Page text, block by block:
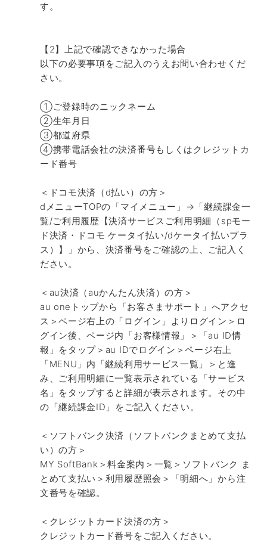
す。
【2】上記で確認できなかった場合
以下の必要事項をご記入のうえお問い合わせくだ
さい。
①ご登録時のニックネーム
②生年月日
③都道府県
④携帯電話会社の決済番号もしくはクレジットカ
ード番号
＜ドコモ決済（d払い）の方＞
dメニューTOPの「マイメニュー」→「継続課金一
覧/ご利用履歴【決済サービスご利用明細（spモー
ド決済・ドコモ ケータイ払い/dケータイ払いプラ
ス）】」から、決済番号をご確認の上、ご記入く
ださい。
＜au決済（auかんたん決済）の方＞
au oneトップから「お客さまサポート」へアクセ
ス＞ページ右上の「ログイン」よりログイン＞ロ
グイン後、ページ内「お客様情報」＞「au ID情
報」をタップ＞au IDでログイン＞ページ右上
「MENU」内「継続利用サービス一覧」＞と進
み、ご利用明細に一覧表示されている「サービス
名」をタップすると詳細が表示されます。その中
の「継続課金ID」をご記入ください。
＜ソフトバンク決済（ソフトバンクまとめて支払
い）の方＞
MY SoftBank＞料金案内＞一覧＞ソフトバンク ま
とめて支払い＞利用履歴照会＞「明細へ」から注
文番号を確認。
＜クレジットカード決済の方＞
クレジットカード番号をご記入ください。